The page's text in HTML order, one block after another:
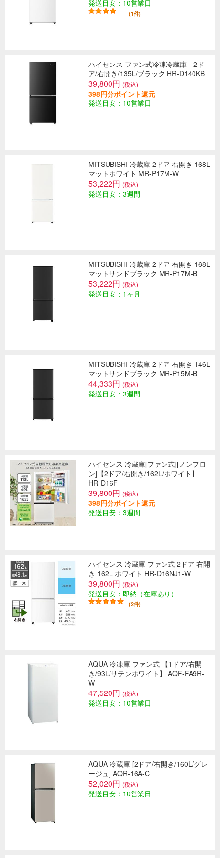
発送目安：10営業日
(1件)
ハイセンス ファン式冷凍冷蔵庫 2ド
ア/右開き/135L/ブラック HR-D140KB
39,800円 (税込)
398円分ポイント還元
発送目安：10営業日
MITSUBISHI 冷蔵庫 2ドア 右開き 168L
マットホワイト MR-P17M-W
53,222円 (税込)
発送目安：3週間
MITSUBISHI 冷蔵庫 2ドア 右開き 168L
マットサンドブラック MR-P17M-B
53,222円 (税込)
発送目安：1ヶ月
MITSUBISHI 冷蔵庫 2ドア 右開き 146L
マットサンドブラック MR-P15M-B
44,333円 (税込)
発送目安：3週間
ハイセンス 冷蔵庫[ファン式][ノンフロ
ン]【2ドア/右開き/162L/ホワイト】
HR-D16F
39,800円 (税込)
398円分ポイント還元
発送目安：3週間
ハイセンス 冷蔵庫 ファン式 2ドア 右開
き 162L ホワイト HR-D16NJ1-W
39,800円 (税込)
発送目安：即納（在庫あり）
(2件)
AQUA 冷凍庫 ファン式 【1ドア/右開
き/93L/サテンホワイト】 AQF-FA9R-
W
47,520円 (税込)
発送目安：10営業日
AQUA 冷蔵庫 [2ドア/右開き/160L/グレ
ージュ] AQR-16A-C
52,020円 (税込)
発送目安：10営業日